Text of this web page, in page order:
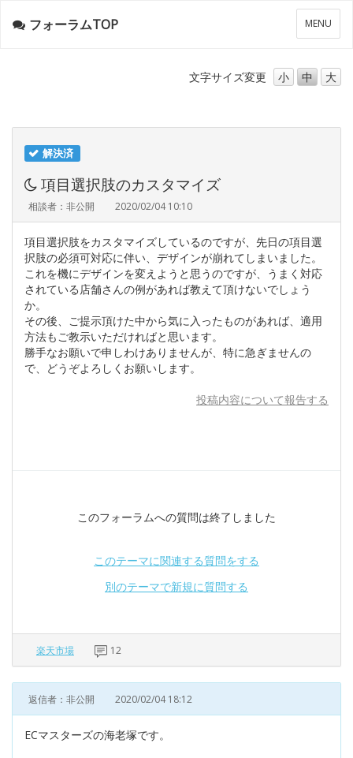
メ
ニ
ー
MENU
フォーラムTOP
文字サイズ変更 小 中 大
解決済
項目選択肢のカスタマイズ
相談者：非公開 2020/02/04 10:10
項目選択肢をカスタマイズしているのですが、先日の項目選
択肢の必須可対応に伴い、デザインが崩れてしまいました。
これを機にデザインを変えようと思うのですが、うまく対応
されている店舗さんの例があれば教えて頂けないでしょう
か。
その後、ご提示頂けた中から気に入ったものがあれば、適用
方法もご教示いただければと思います。
勝手なお願いで申しわけありませんが、特に急ぎませんの
で、どうぞよろしくお願いします。
投稿内容について報告する
このフォーラムへの質問は終了しました
このテーマに関連する質問をする
別のテーマで新規に質問する
楽天市場 12
返信者：非公開 2020/02/04 18:12
ECマスターズの海老塚です。